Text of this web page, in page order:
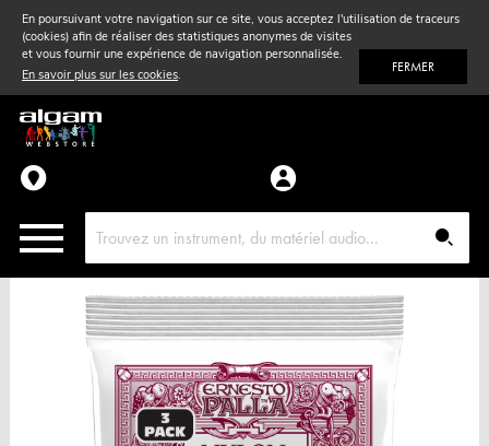
En poursuivant votre navigation sur ce site, vous acceptez l'utilisation de traceurs
(cookies) afin de réaliser des statistiques anonymes de visites
et vous fournir une expérience de navigation personnalisée.
En savoir plus sur les cookies. FERMER
Vent& Violon
Accessoires
Pièces détachées